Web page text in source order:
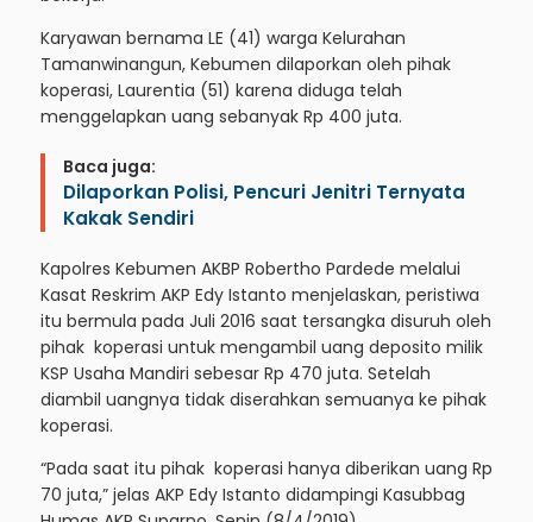
Karyawan bernama LE (41) warga Kelurahan
Tamanwinangun, Kebumen dilaporkan oleh pihak
koperasi, Laurentia (51) karena diduga telah
menggelapkan uang sebanyak Rp 400 juta.
Baca juga:
Dilaporkan Polisi, Pencuri Jenitri Ternyata
Kakak Sendiri
Kapolres Kebumen AKBP Robertho Pardede melalui
Kasat Reskrim AKP Edy Istanto menjelaskan, peristiwa
itu bermula pada Juli 2016 saat tersangka disuruh oleh
pihak koperasi untuk mengambil uang deposito milik
KSP Usaha Mandiri sebesar Rp 470 juta. Setelah
diambil uangnya tidak diserahkan semuanya ke pihak
koperasi.
“Pada saat itu pihak koperasi hanya diberikan uang Rp
70 juta,” jelas AKP Edy Istanto didampingi Kasubbag